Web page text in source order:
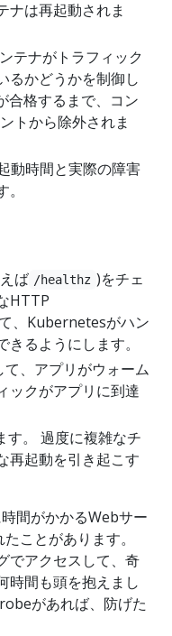
ナは再起動されま
テナがトラフィック
るかどうかを制御し
合格するまで、コン
トから除外されま
動時間と実際の障害
ば /healthz )をチェ
HTTP
、Kubernetesがハン
るようにします。
て、アプリがウォーム
ックがアプリに到達
。 過度に複雑なチ
再起動を引き起こす
間がかかるWebサー
ことがあります。
でアクセスして、奇
時間も頭を抱えまし
があれば、防げた